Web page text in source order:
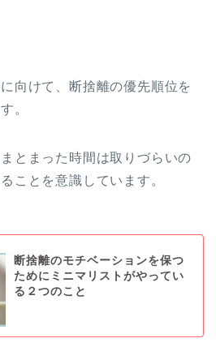
向けて、断捨離の優先順位を
。
とまった時間は取りづらいの
ことを意識しています。
断捨離のモチベーションを保つ
ためにミニマリストがやってい
る２つのこと